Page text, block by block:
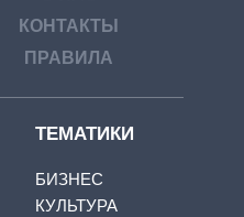
КОНТАКТЫ
ПРАВИЛА
ТЕМАТИКИ
БИЗНЕС
КУЛЬТУРА